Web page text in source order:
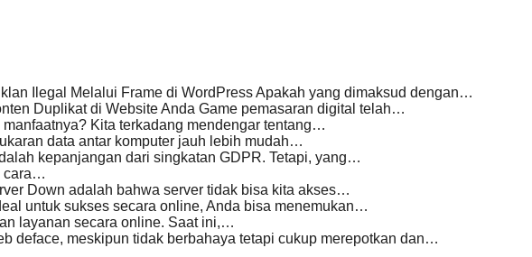
Ilegal Melalui Frame di WordPress Apakah yang dimaksud dengan…
Duplikat di Website Anda Game pemasaran digital telah…
Kita terkadang mendengar tentang…
data antar komputer jauh lebih mudah…
kepanjangan dari singkatan GDPR. Tetapi, yang…
cara…
Down adalah bahwa server tidak bisa kita akses…
untuk sukses secara online, Anda bisa menemukan…
layanan secara online. Saat ini,…
deface, meskipun tidak berbahaya tetapi cukup merepotkan dan…